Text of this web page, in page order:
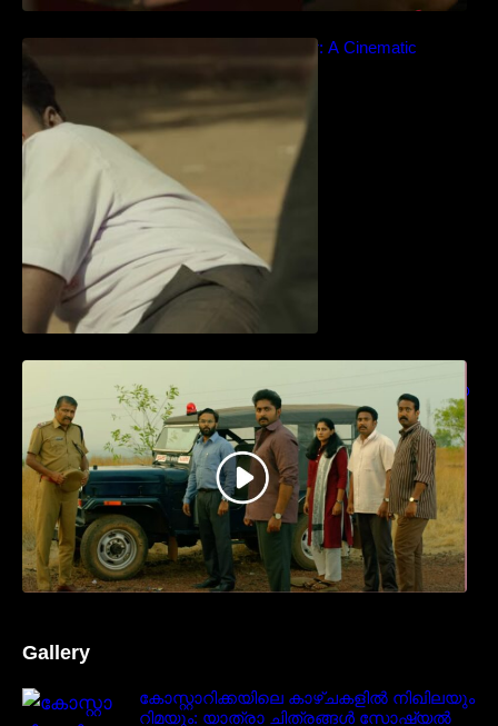
Idiyan Chandhu – Teaser: A Cinematic
എത്തുന്ന “പാർട്നെർസ്” പ്രേക്ഷക ശ്രദ്ധ
നേടിയ ടീസർ കാണാം..
Gallery
കോസ്റ്റാറിക്കയിലെ കാഴ്ചകളിൽ നിഖിലയും
റിമയും: യാത്രാ ചിത്രങ്ങൾ സോഷ്യൽ